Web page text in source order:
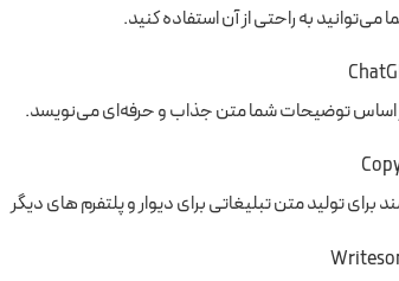
می‌توانید به راحتی از آن استفاده کنید.
بر اساس توضیحات شما متن جذاب و حرفه‌ای می‌نویسد.
برای تولید متن تبلیغاتی برای دیوار و پلتفرم های دیگر